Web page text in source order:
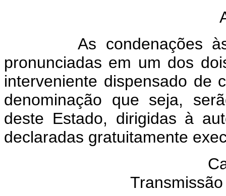
As condenações às
pronunciadas em um dos
interveniente dispensado de
denominação que seja,
deste Estado, dirigidas à
declaradas gratuitamente